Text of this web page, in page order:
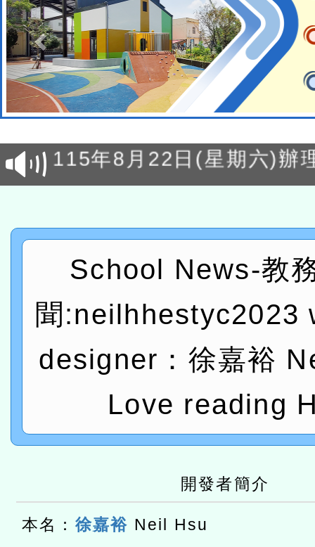
轉知經濟部水利署委託財
研究院辦理「115年表揚
位及節水達人選拔活動」
115年8月22日(星期六)辦
市孔廟祈福系列活動—儒
2026年桃園地景藝術節教
轉知教育部國民及學前教
灣師範大學辦理「114至
進學校輔導計畫師資專業
計畫
函轉國家教育研究院中心
民族教育政策研討會「原
趨勢與發展」
轉知教育部國民及學前教
政府教育局辦理「115年
研習實施計畫－夢的N次
函轉國立臺灣師範大學辦
臺北學習中心115年度第2
轉知有關國立成功大學辦
共融平台-教案暨教學示範
教育部國民及學前教育署
擴大為「滿6個月以上尚未
措施，延長至115年9月28
研究院辦理「115年表揚
位及節水達人選拔活動」
115年8月22日(星期六)辦
市孔廟祈福系列活動—儒
2026年桃園地景藝術節教
School News-教
聞:neilhhestyc2023
designer：徐嘉裕
Love reading
開發者簡介
本名： 徐嘉裕 Neil Hsu